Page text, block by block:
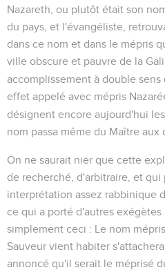
Nazareth, ou plutôt était son
du pays, et l'évangéliste,
dans ce nom et dans le mépris
ville obscure et pauvre de la
accomplissement à double sens
effet appelé avec mépris
désignent encore aujourd'hui
nom passa même du Maître aux
On ne saurait nier que cette
de recherché, d'arbitraire, et
interprétation assez rabbinique
ce qui a porté d'autres
simplement ceci : Le nom
Sauveur vient habiter
annoncé qu'il serait le méprisé